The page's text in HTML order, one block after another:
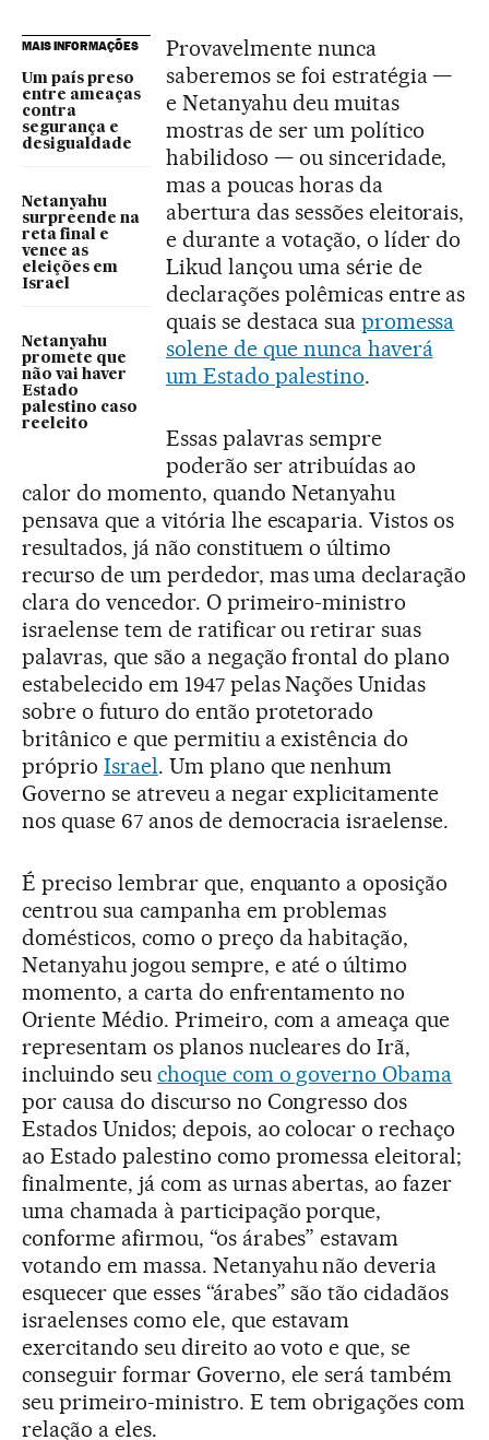
MAIS INFORMAÇÕES
Um país preso
entre ameaças
contra
segurança e
desigualdade
Netanyahu
surpreende na
reta final e
vence as
eleições em
Israel
Netanyahu
promete que
não vai haver
Estado
palestino caso
reeleito
Provavelmente nunca
saberemos se foi estratégia —
e Netanyahu deu muitas
mostras de ser um político
habilidoso — ou sinceridade,
mas a poucas horas da
abertura das sessões eleitorais,
e durante a votação, o líder do
Likud lançou uma série de
declarações polêmicas entre as
quais se destaca sua promessa
solene de que nunca haverá
um Estado palestino.
Essas palavras sempre
poderão ser atribuídas ao
calor do momento, quando Netanyahu
pensava que a vitória lhe escaparia. Vistos os
resultados, já não constituem o último
recurso de um perdedor, mas uma declaração
clara do vencedor. O primeiro-ministro
israelense tem de ratificar ou retirar suas
palavras, que são a negação frontal do plano
estabelecido em 1947 pelas Nações Unidas
sobre o futuro do então protetorado
britânico e que permitiu a existência do
próprio Israel. Um plano que nenhum
Governo se atreveu a negar explicitamente
nos quase 67 anos de democracia israelense.
É preciso lembrar que, enquanto a oposição
centrou sua campanha em problemas
domésticos, como o preço da habitação,
Netanyahu jogou sempre, e até o último
momento, a carta do enfrentamento no
Oriente Médio. Primeiro, com a ameaça que
representam os planos nucleares do Irã,
incluindo seu choque com o governo Obama
por causa do discurso no Congresso dos
Estados Unidos; depois, ao colocar o rechaço
ao Estado palestino como promessa eleitoral;
finalmente, já com as urnas abertas, ao fazer
uma chamada à participação porque,
conforme afirmou, “os árabes” estavam
votando em massa. Netanyahu não deveria
esquecer que esses “árabes” são tão cidadãos
israelenses como ele, que estavam
exercitando seu direito ao voto e que, se
conseguir formar Governo, ele será também
seu primeiro-ministro. E tem obrigações com
relação a eles.